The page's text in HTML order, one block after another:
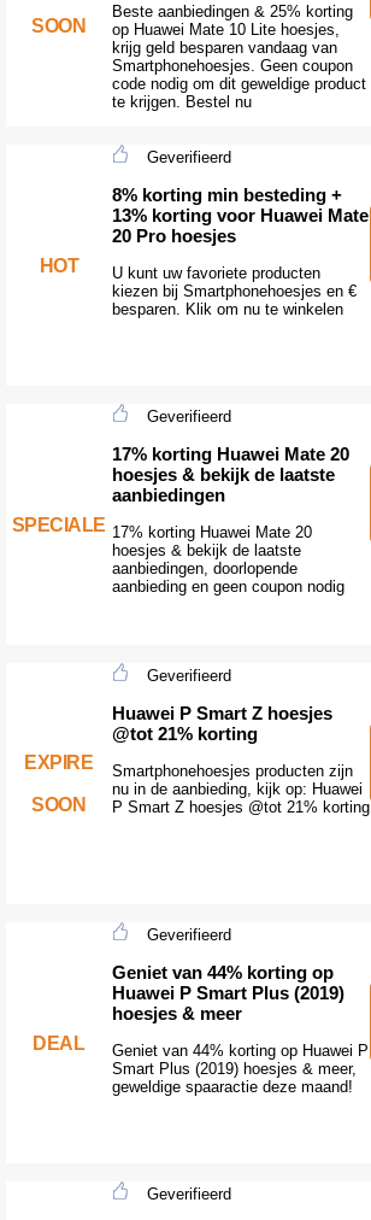
SOON
Beste aanbiedingen & 25% korting
op Huawei Mate 10 Lite hoesjes,
krijg geld besparen vandaag van
Smartphonehoesjes. Geen coupon
code nodig om dit geweldige product
te krijgen. Bestel nu
HOT
Geverifieerd
8% korting min besteding +
13% korting voor Huawei Mate
20 Pro hoesjes
U kunt uw favoriete producten
kiezen bij Smartphonehoesjes en €
besparen. Klik om nu te winkelen
SPECIALE
Geverifieerd
17% korting Huawei Mate 20
hoesjes & bekijk de laatste
aanbiedingen
17% korting Huawei Mate 20
hoesjes & bekijk de laatste
aanbiedingen, doorlopende
aanbieding en geen coupon nodig
EXPIRE
SOON
Geverifieerd
Huawei P Smart Z hoesjes
@tot 21% korting
Smartphonehoesjes producten zijn
nu in de aanbieding, kijk op: Huawei
P Smart Z hoesjes @tot 21% korting
DEAL
Geverifieerd
Geniet van 44% korting op
Huawei P Smart Plus (2019)
hoesjes & meer
Geniet van 44% korting op Huawei P
Smart Plus (2019) hoesjes & meer,
geweldige spaaractie deze maand!
Geverifieerd